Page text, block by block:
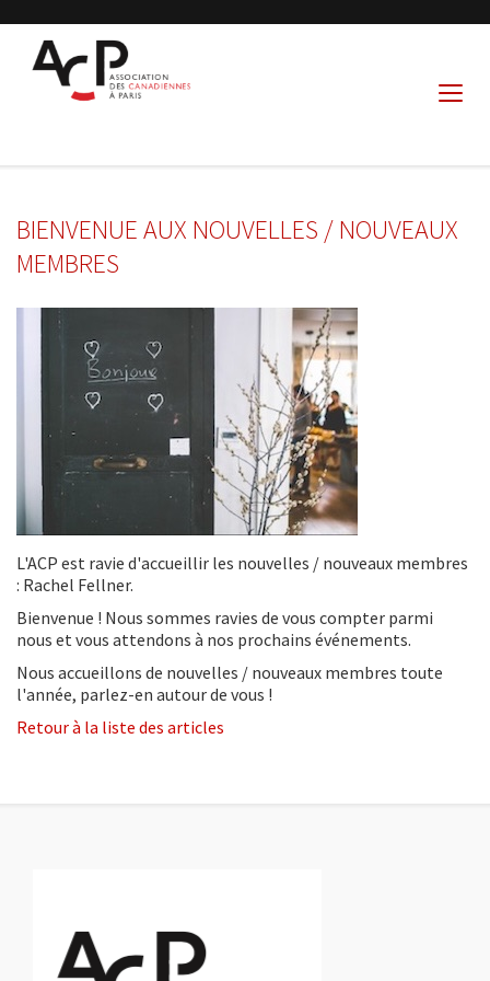
BIENVENUE AUX NOUVELLES / NOUVEAUX
MEMBRES
L'ACP est ravie d'accueillir les nouvelles / nouveaux membres
: Rachel Fellner.
Bienvenue ! Nous sommes ravies de vous compter parmi
nous et vous attendons à nos prochains événements.
Nous accueillons de nouvelles / nouveaux membres toute
l'année, parlez-en autour de vous !
Retour à la liste des articles